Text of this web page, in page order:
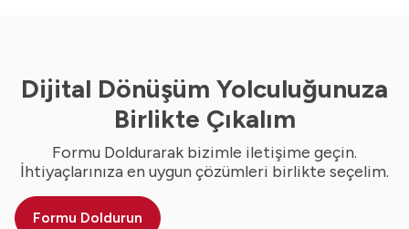
Dijital Dönüşüm Yolculuğunuza
Birlikte Çıkalım
Formu Doldurarak bizimle iletişime geçin.
İhtiyaçlarınıza en uygun çözümleri birlikte seçelim.
Formu Doldurun